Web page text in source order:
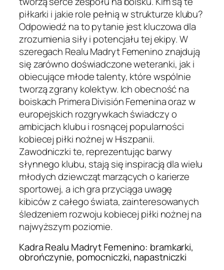
piłkarki i jakie role pełnią w strukturze klubu?
Odpowiedź na to pytanie jest kluczowa dla
zrozumienia siły i potencjału tej ekipy. W
szeregach Realu Madryt Femenino znajdują
się zarówno doświadczone weteranki, jak i
obiecujące młode talenty, które wspólnie
tworzą zgrany kolektyw. Ich obecność na
boiskach Primera División Femenina oraz w
europejskich rozgrywkach świadczy o
ambicjach klubu i rosnącej popularności
kobiecej piłki nożnej w Hiszpanii.
Zawodniczki te, reprezentując barwy
słynnego klubu, stają się inspiracją dla wielu
młodych dziewcząt marzących o karierze
sportowej, a ich gra przyciąga uwagę
kibiców z całego świata, zainteresowanych
śledzeniem rozwoju kobiecej piłki nożnej na
najwyższym poziomie.
Kadra Realu Madryt Femenino: bramkarki,
obrończynie, pomocniczki, napastniczki